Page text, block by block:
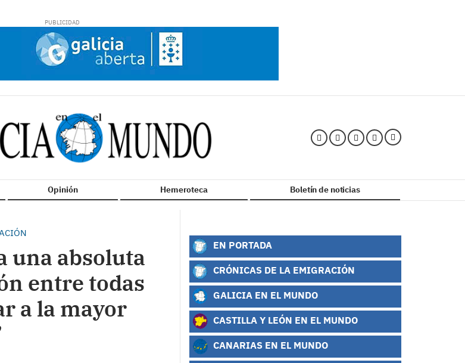
Opinión Hemeroteca Boletín de noticias
una absoluta
entre todas
a la mayor
EN PORTADA
CRÓNICAS DE LA EMIGRACIÓN
GALICIA EN EL MUNDO
CASTILLA Y LEÓN EN EL MUNDO
CANARIAS EN EL MUNDO